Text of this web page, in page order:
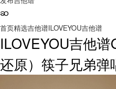
首页精选吉他谱ILOVEYOU吉他谱
ILOVEYOU吉他
还原）筷子兄弟弹